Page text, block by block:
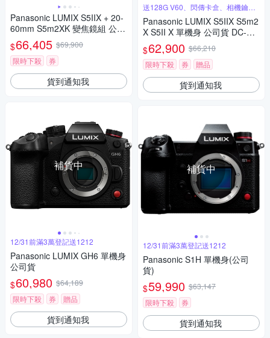
Panasonic LUMIX S5IIX + 20-
60mm S5m2XK 變焦鏡組 公司
貨 DC-S5M2XK
$66,405 $69,900
限時下殺
券
貨到通知我
補貨中
12/31前滿3萬登記送1212
Panasonic LUMIX GH6 單機身
公司貨
$60,980 $64,189
限時下殺
券 贈品
貨到通知我
送128G V60、閃傳卡盒、相機鑰匙
圈
Panasonic LUMIX S5IIX S5m2
X S5II X 單機身 公司貨 DC-S5
M2X
$62,900 $66,210
限時下殺
券 贈品
貨到通知我
補貨中
12/31前滿3萬登記送1212
Panasonic S1H 單機身(公司
貨)
$59,990 $63,147
限時下殺
券
貨到通知我